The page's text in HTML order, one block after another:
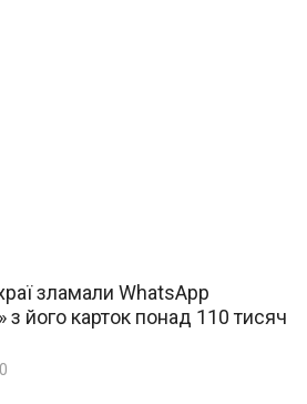
зламали WhatsApp
з його карток понад 110 тисяч
0